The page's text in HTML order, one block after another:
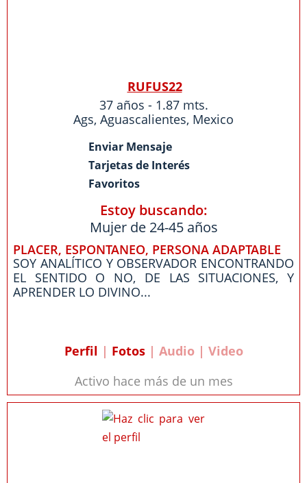
RUFUS22
37 años - 1.87 mts.
Ags, Aguascalientes, Mexico
Enviar Mensaje
Tarjetas de Interés
Favoritos
Estoy buscando:
Mujer de 24-45 años
PLACER, ESPONTANEO, PERSONA ADAPTABLE
SOY ANALÍTICO Y OBSERVADOR ENCONTRANDO
EL SENTIDO O NO, DE LAS SITUACIONES, Y
APRENDER LO DIVINO...
Perfil | Fotos| Audio | Video
Activo hace más de un mes